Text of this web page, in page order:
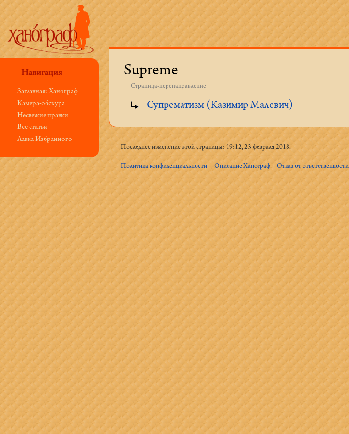
Supreme
Страница-перенаправление
Супрематизм (Казимир Малевич)
Навигация
Заглавная: Ханограф
Камера-обскура
Несвежие правки
Все статьи
Лавка Избранного
Последнее изменение этой страницы: 19:12, 23 февраля 2018.
Политика конфиденциальности Описание Ханограф Отказ от ответственности